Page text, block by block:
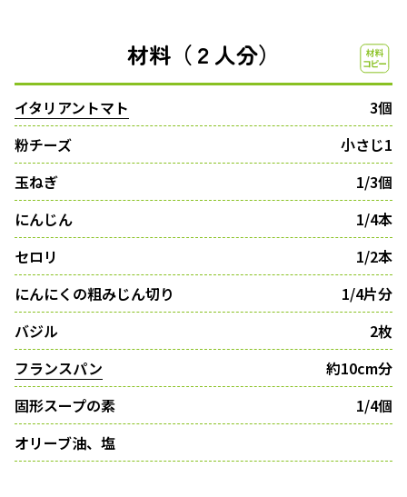
材料（２人分）
イタリアントマト
3個
粉チーズ
小さじ1
玉ねぎ
1/3個
にんじん
1/4本
セロリ
1/2本
にんにくの粗みじん切り
1/4片分
バジル
2枚
フランスパン
約10cm分
固形スープの素
1/4個
オリーブ油、塩